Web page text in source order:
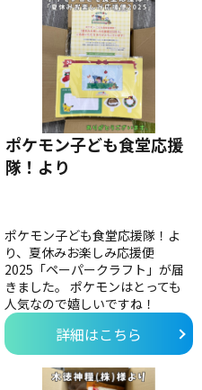
ポケモン子ども食堂応援
隊！より
ポケモン子ども食堂応援隊！よ
り、夏休みお楽しみ応援便
2025「ペーパークラフト」が届
きました。 ポケモンはとっても
人気なので嬉しいですね！
詳細はこちら